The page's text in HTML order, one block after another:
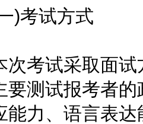
试方式
试采取面试
要测试报考者
能力、语言表